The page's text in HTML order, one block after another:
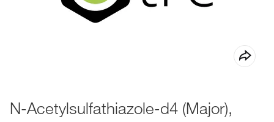
N-Acetylsulfathiazole-d4 (Major),